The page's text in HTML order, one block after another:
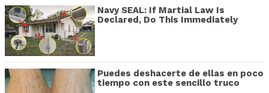
Navy SEAL: If Martial Law Is
Declared, Do This Immediately
Puedes deshacerte de ellas en poco
tiempo con este sencillo truco